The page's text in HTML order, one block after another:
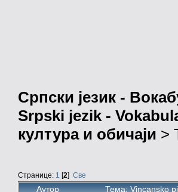
Српски језик -
Srpski jezik -
култура и обичаји >
Странице: 1 [2] Све
Аутор Тема: Vincansko